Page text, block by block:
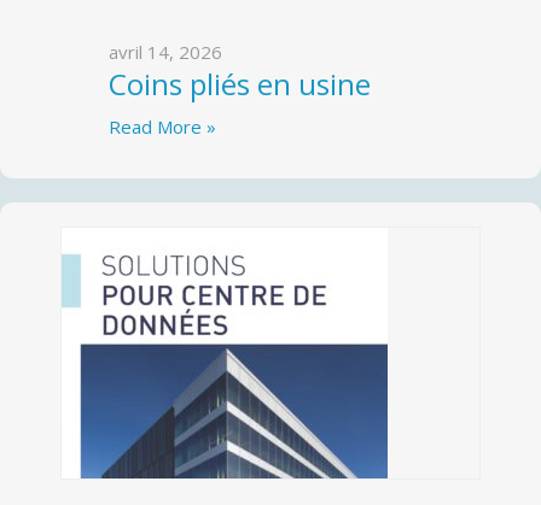
avril 14, 2026
Coins pliés en usine
Read More »